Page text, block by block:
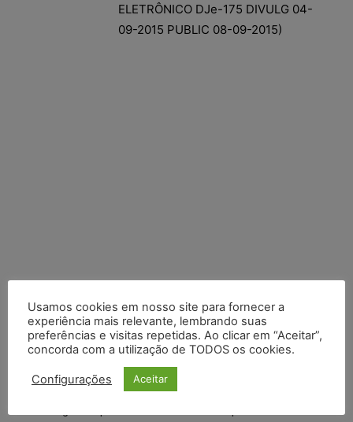
ELETRÔNICO DJe-175 DIVULG 04-
09-2015 PUBLIC 08-09-2015)
Posts Recentes
Meta é alvo de denúncia após anúncios com conteúdo sexual
Usamos cookies em nosso site para fornecer a
experiência mais relevante, lembrando suas
preferências e visitas repetidas. Ao clicar em “Aceitar”,
concorda com a utilização de TODOS os cookies.
Configurações Aceitar